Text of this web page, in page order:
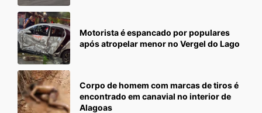
Motorista é espancado por populares
após atropelar menor no Vergel do Lago
Corpo de homem com marcas de tiros é
encontrado em canavial no interior de
Alagoas